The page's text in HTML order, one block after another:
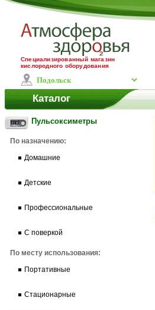
Специализированный магазин
кислородного оборудования
Каталог
Пульсоксиметры
По назначению:
Домашние
Детские
Профессиональные
С поверкой
По месту использования:
Портативные
Стационарные